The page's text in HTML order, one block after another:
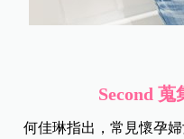
Second 蒐
何佳琳指出，常見懷孕